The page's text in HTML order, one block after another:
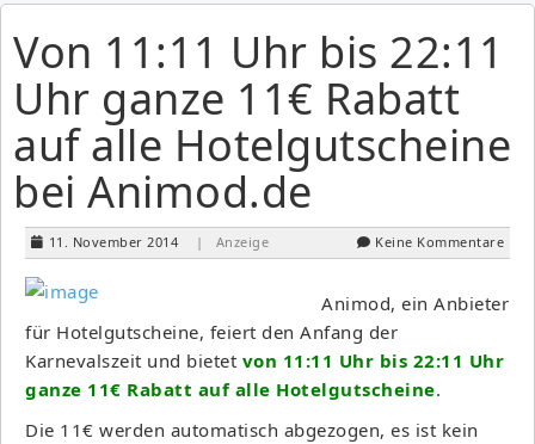
Von 11:11 Uhr bis 22:11
Uhr ganze 11€ Rabatt
auf alle Hotelgutscheine
bei Animod.de
11. November 2014 | Anzeige Keine Kommentare
Animod, ein Anbieter
für Hotelgutscheine, feiert den Anfang der
Karnevalszeit und bietet von 11:11 Uhr bis 22:11 Uhr
ganze 11€ Rabatt auf alle Hotelgutscheine.
Die 11€ werden automatisch abgezogen, es ist kein